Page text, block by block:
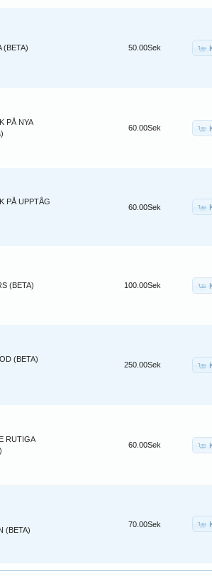
(BETA) 50.00Sek
PÅ NYA
60.00Sek
PÅ UPPTÅG
60.00Sek
(BETA) 100.00Sek
(BETA)
250.00Sek
RUTIGA
60.00Sek
(BETA)
70.00Sek